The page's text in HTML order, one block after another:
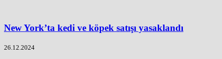
New York’ta kedi ve köpek satışı yasaklandı
26.12.2024